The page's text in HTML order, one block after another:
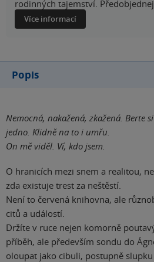
rodinných tajemství.
Více informací
Popis
Nemocná, nakažená, zkažená. Berte
jedno. Klidně na to i umřu.
On mě viděl. Ví, kdo jsem.
O hranicích mezi snem a realitou,
zda existuje trest za neštěstí.
Není to červená knihovna, ale
citů a událostí.
Držíte v ruce nejen komorně
příběh, ale především sondu do
oloupat jako cibuli, postupně